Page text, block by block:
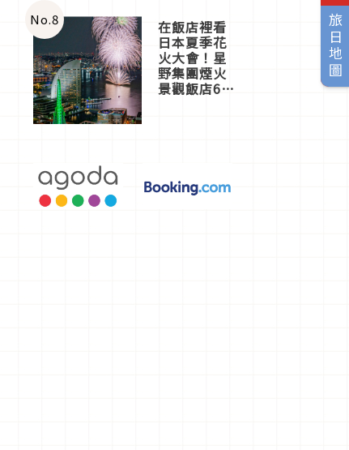
旅日地圖
店3分即達
No.8 在飯店裡看
日本夏季花
火大會！星
野集團煙火
景觀飯店6